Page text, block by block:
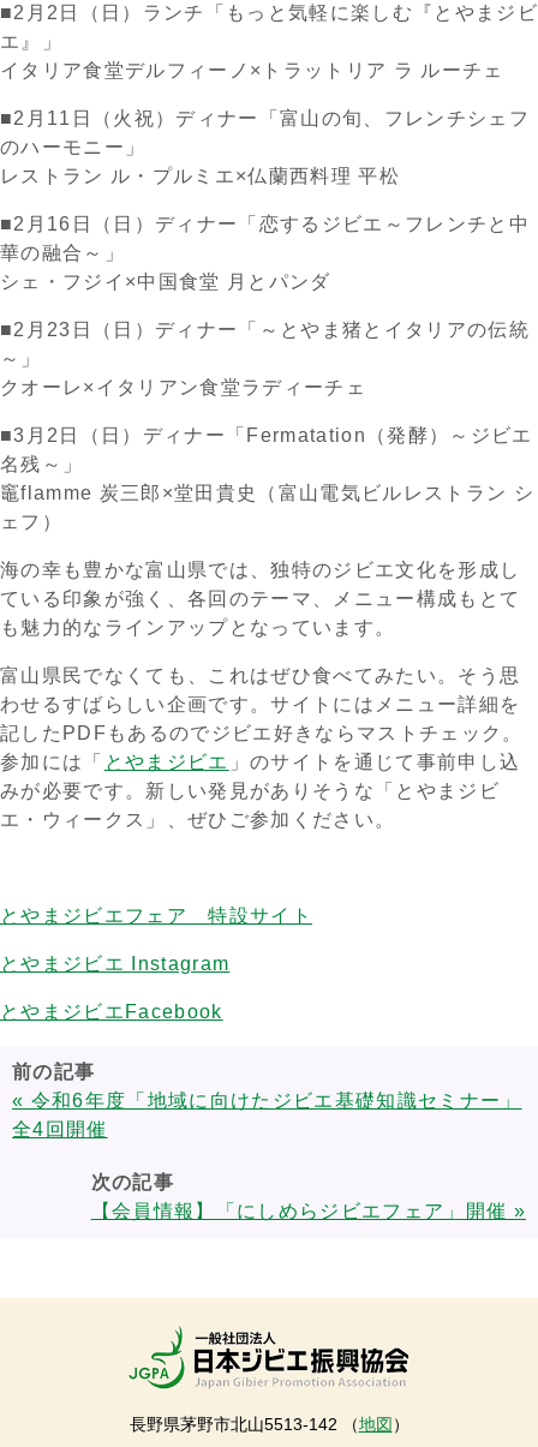
■2月2日（日）ランチ「もっと気軽に楽しむ『とやまジビ
エ』」
イタリア食堂デルフィーノ×トラットリア ラ ルーチェ
■2月11日（火祝）ディナー「富山の旬、フレンチシェフ
のハーモニー」
レストラン ル・プルミエ×仏蘭西料理 平松
■2月16日（日）ディナー「恋するジビエ～フレンチと中
華の融合～」
シェ・フジイ×中国食堂 月とパンダ
■2月23日（日）ディナー「～とやま猪とイタリアの伝統
～」
クオーレ×イタリアン食堂ラディーチェ
■3月2日（日）ディナー「Fermatation（発酵）～ジビエ
名残～」
竈flamme 炭三郎×堂田貴史（富山電気ビルレストラン シ
ェフ）
海の幸も豊かな富山県では、独特のジビエ文化を形成し
ている印象が強く、各回のテーマ、メニュー構成もとて
も魅力的なラインアップとなっています。
富山県民でなくても、これはぜひ食べてみたい。そう思
わせるすばらしい企画です。サイトにはメニュー詳細を
記したPDFもあるのでジビエ好きならマストチェック。
参加には「 とやまジビエ 」のサイトを通じて事前申し込
みが必要です。新しい発見がありそうな「とやまジビ
エ・ウィークス」、ぜひご参加ください。
とやまジビエフェア 特設サイト
とやまジビエ Instagram
とやまジビエFacebook
前の記事
« 令和6年度「地域に向けたジビエ基礎知識セミナー」
全4回開催
次の記事
【会員情報】「にしめらジビエフェア」開催 »
長野県茅野市北山5513-142 （地図 ）